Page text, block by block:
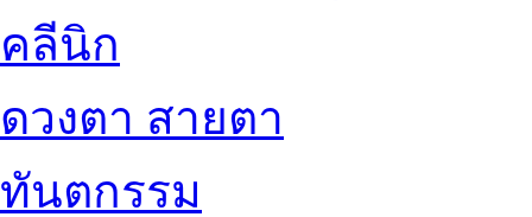
คลีนิก
ดวงตา สายตา
ทันตกรรม